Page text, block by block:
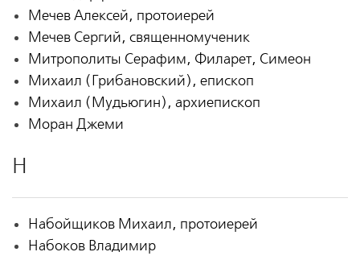
Мечев Алексей, протоиерей
Мечев Сергий, священномученик
Митрополиты Серафим, Филарет, Симеон
Михаил (Грибановский), епископ
Михаил (Мудьюгин), архиепископ
Моран Джеми
Н
Набойщиков Михаил, протоиерей
Набоков Владимир